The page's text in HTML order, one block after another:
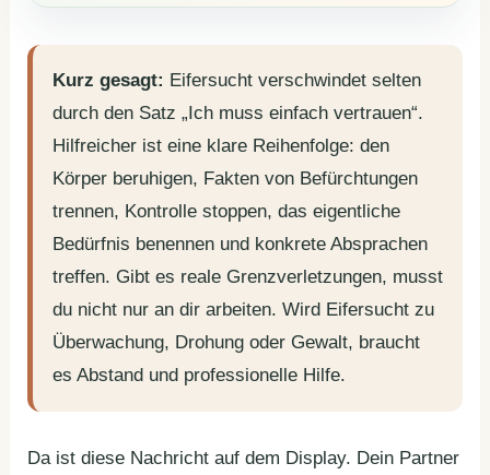
Kurz gesagt: Eifersucht verschwindet selten
durch den Satz „Ich muss einfach vertrauen“.
Hilfreicher ist eine klare Reihenfolge: den
Körper beruhigen, Fakten von Befürchtungen
trennen, Kontrolle stoppen, das eigentliche
Bedürfnis benennen und konkrete Absprachen
treffen. Gibt es reale Grenzverletzungen, musst
du nicht nur an dir arbeiten. Wird Eifersucht zu
Überwachung, Drohung oder Gewalt, braucht
es Abstand und professionelle Hilfe.
Da ist diese Nachricht auf dem Display. Dein Partner